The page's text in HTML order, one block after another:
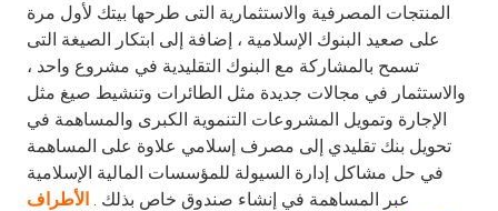
المنتجات المصرفية والاستثمارية التى طرحها بيتك لأول مرة
على صعيد البنوك الإسلامية ، إضافة إلى ابتكار الصيغة التى
تسمح بالمشاركة مع البنوك التقليدية في مشروع واحد ،
والاستثمار في مجالات جديدة مثل الطائرات وتنشيط صيغ مثل
الإجارة وتمويل المشروعات التنموية الكبرى والمساهمة في
تحويل بنك تقليدي إلى مصرف إسلامي علاوة على المساهمة
في حل مشاكل إدارة السيولة للمؤسسات المالية الإسلامية
عبر المساهمة في إنشاء صندوق خاص بذلك . الأطراف